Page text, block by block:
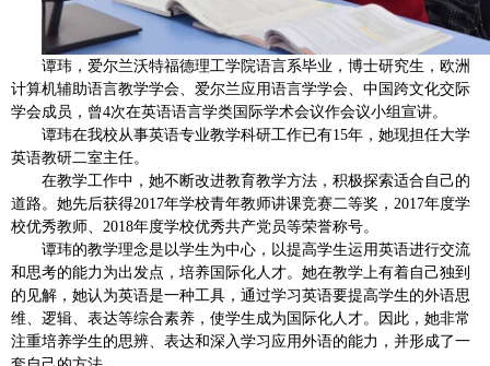
谭玮，爱尔兰沃特福德理工学院语言系毕业，博士研究生，欧洲
计算机辅助语言教学学会、爱尔兰应用语言学学会、中国跨文化交际
学会成员，曾4次在英语语言学类国际学术会议作会议小组宣讲。
谭玮在我校从事英语专业教学科研工作已有15年，她现担任大学
英语教研二室主任。
在教学工作中，她不断改进教育教学方法，积极探索适合自己的
道路。她先后获得2017年学校青年教师讲课竞赛二等奖，2017年度学
校优秀教师、2018年度学校优秀共产党员等荣誉称号。
谭玮的教学理念是以学生为中心，以提高学生运用英语进行交流
和思考的能力为出发点，培养国际化人才。她在教学上有着自己独到
的见解，她认为英语是一种工具，通过学习英语要提高学生的外语思
维、逻辑、表达等综合素养，使学生成为国际化人才。因此，她非常
注重培养学生的思辨、表达和深入学习应用外语的能力，并形成了一